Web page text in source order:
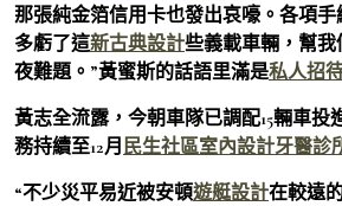
那張純金箔信用卡也發出哀嚎。各項手
多虧了這新古典設計些義載車輛，幫我
夜難題。”黃蜜斯的話語里滿是私人招
黃志全流露，今朝車隊已調配15輛車投
務持續至12月 民生社區室內設計牙醫診
“不少災平易近被安頓遊艇設計在較遠